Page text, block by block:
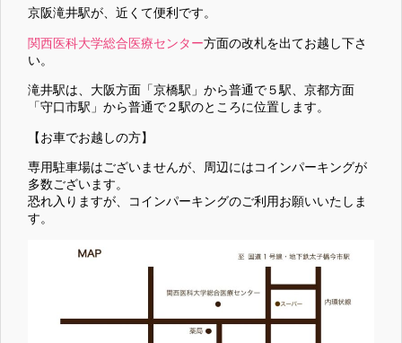
京阪滝井駅が、近くて便利です。
関西医科大学総合医療センター方面の改札を出てお越し下さ
い。
滝井駅は、大阪方面「京橋駅」から普通で５駅、京都方面
「守口市駅」から普通で２駅のところに位置します。
【お車でお越しの方】
専用駐車場はございませんが、周辺にはコインパーキングが
多数ございます。
恐れ入りますが、コインパーキングのご利用お願いいたしま
す。